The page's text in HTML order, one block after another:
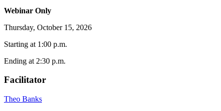
Webinar Only​​​​‌ ‍ ​‍​‍‌‍ ‌ ​‍‌‍‍‌‌‍‌ ‌‍‍‌‌‍ ‍​‍​‍​ ‍‍​‍​‍‌ ​ ‌‍​‌‌‍ ‍‌‍‍‌‌ ‌​‌ ‍‌​‍ ‍‌‍‍‌‌‍ ​‍​‍​‍ ​​‍​‍‌‍‍​‌ ​‍‌‍‌‌‌‍‌‍​‍​‍​ ‍‍​‍​‍‌‍‍​‌ ‌​‌ ‌​‌ ​​​ ‍‍​‍ ​‍ ‌‍ ​‌‍ ‌‍​ ‌‍​‌‌‍ ​‌‍‍​‌‍ ‌ ​ ‌ ‌​​ ‍‍​ ​ ​ ​ ​ ​ ​ ​ ​‍ ‌‍‍‌‌‍ ‍‌ ‌​‌‍‌‌‌‍ ‍‌ ‌​​‍ ‌‍‌‌‌‍‌​‌‍‍‌‌ ‌​​‍ ‌‍ ‌‌‍ ‌‍‌​‌‍‌‌​ ‌‌ ​​‌ ​‍‌‍‌‌‌ ​ ‌‍‌‌‌‍ ‍‌ ‌​‌‍​‌‌ ‌​‌‍‍‌‌‍ ‌‍ ‍​ ‍ ‌‍‍‌‌‍‌​​ ‌​ ‌ ​ ‌‌​ ‌‌‌‍​ ​ ​ ​ ‌ ​ ‍​​ ‌​​‍ ‌‌‍​ ​ ‍​​ ‌​‌‍‌‍​‍ ‌​ ‌​‌‍‌‍​ ​‌‌‍‌​​‍ ‌​ ‍​​ ‌‌‌‍​‌‌‍​ ​‍ ‌‌‍‌​​ ‍​​ ​​‌‍​‌‌‍‌‌​ ‍‌​ ‌‌​ ​​​ ​‌‌‍​ ​ ​​‌‍​ ​ ‍ ‌ ‌​‌ ‍‌‌ ​​‌‍‌‌​ ‌‌‍‌‌‌ ‌‍‌‍‌‌‌‍ ‍‌ ‌​​ ‍ ‌ ​​‌‍​‌‌ ‌​‌‍‍​​ ‌‌ ​ ‌‍‌‌‌‍​ ‌ ‌​‌‍‍‌‌‍ ‌‍ ‍‌ ​ ​‍‌‌​ ‌‌‌​​‍‌‌ ‌‍‍ ‌‍‌‌‌ ‍‌​‍‌‌​ ​ ‌​‌​​‍‌‌​ ​ ‌​‌​​‍‌‌​ ​‍​ ​‍​ ‌ ‌‍​‌‌‍​ ‌‍​‌​ ‌‍​ ​ ​ ​​‌‍​‌​ ​​​ ‌ ​ ‌‍​ ‌​​‍‌‌​ ​‍​ ​‍​‍‌‌​ ‌‌‌​‌​​‍ ‍‌‍​ ‌‍ ‌‍ ‍‌ ‌​‌‍‌‌‌‍ ‍‌ ‌​​‍‌‌​ ‌‌‌​​‍‌‌ ‌‍‍ ‌‍‌‌‌ ‍‌​‍‌‌​ ​ ‌​‌​​‍‌‌​ ​ ‌​‌​​‍‌‌​ ​‍​ ​‍​ ​‍​ ‍‌‌‍​‌‌‍​‍‌‍​ ​ ​​​ ‍​‌‍‌​​ ‌‌‌‍‌​‌‍​‍‌‍​‌​‍‌‌​ ​‍​ ​‍​‍‌‌​ ‌‌‌​‌​​‍ ‍‌‍​ ‌‍‍​‌‍‍‌‌‍ ​‌‍‌​‌ ​‍‌‍‌‌‌‍ ‍​‍‌‌​ ‌‌‌​​‍‌‌ ‌‍‍ ‌‍‌‌‌ ‍‌​‍‌‌​ ​ ‌​‌​​‍‌‌​ ​ ‌​‌​​‍‌‌​ ​‍​ ​‍​ ​​​ ​​​ ‌​​ ​​‌‍‌​​ ‌ ​ ‍​‌‍​ ​ ​ ‌‍​‌‌‍‌‌​ ​​​‍‌‌​ ​‍​ ​‍​‍‌‌​ ‌‌‌​‌​​‍ ‍‌ ‌​‌‍‌‌‌ ‍​‌ ‌​​ ‌‍​‍‌‍​‌‌ ​ ‌‍‌‌‌‌‌‌‌ ​‍‌‍ ​​ ‌‌‍‍​‌ ‌​‌ ‌​‌ ​​​‍‌‌​ ​ ‌​​‌​‍‌‌​ ​‍‌​‌‍​‍‌‌​ ​‍‌​‌‍‌‍ ​‌‍ ‌‍​ ‌‍​‌‌‍ ​‌‍‍​‌‍ ‌ ​ ‌ ‌​​‍‌‌​ ​ ‌​​‌​ ​ ​ ​ ​ ​ ​ ​ ​‍‌‍‌‍‍‌‌‍‌​​ ‌​ ‌ ​ ‌‌​ ‌‌‌‍​ ​ ​ ​ ‌ ​ ‍​​ ‌​​‍ ‌‌‍​ ​ ‍​​ ‌​‌‍‌‍​‍ ‌​ ‌​‌‍‌‍​ ​‌‌‍‌​​‍ ‌​ ‍​​ ‌‌‌‍​‌‌‍​ ​‍ ‌‌‍‌​​ ‍​​ ​​‌‍​‌‌‍‌‌​ ‍‌​ ‌‌​ ​​​ ​‌‌‍​ ​ ​​‌‍​ ​‍‌‍‌ ‌​‌ ‍‌‌ ​​‌‍‌‌​ ‌‌‍‌‌‌ ‌‍‌‍‌‌‌‍ ‍‌ ‌​​‍‌‍‌ ​​‌‍​‌‌ ‌​‌‍‍​​ ‌‌ ​ ‌‍‌‌‌‍​ ‌ ‌​‌‍‍‌‌‍ ‌‍ ‍‌ ​ ​‍‌‌​ ‌‌‌​​‍‌‌ ‌‍‍ ‌‍‌‌‌ ‍‌​‍‌‌​ ​ ‌​‌​​‍‌‌​ ​ ‌​‌​​‍‌‌​ ​‍​ ​‍​ ‌ ‌‍​‌‌‍​ ‌‍​‌​ ‌‍​ ​ ​ ​​‌‍​‌​ ​​​ ‌ ​ ‌‍​ ‌​​‍‌‌​ ​‍​ ​‍​‍‌‌​ ‌‌‌​‌​​‍ ‍‌‍​ ‌‍ ‌‍ ‍‌ ‌​‌‍‌‌‌‍ ‍‌ ‌​​‍‌‌​ ‌‌‌​​‍‌‌ ‌‍‍ ‌‍‌‌‌ ‍‌​‍‌‌​ ​ ‌​‌​​‍‌‌​ ​ ‌​‌​​‍‌‌​ ​‍​ ​‍​ ​‍​ ‍‌‌‍​‌‌‍​‍‌‍​ ​ ​​​ ‍​‌‍‌​​ ‌‌‌‍‌​‌‍​‍‌‍​‌​‍‌‌​ ​‍​ ​‍​‍‌‌​ ‌‌‌​‌​​‍ ‍‌‍​ ‌‍‍​‌‍‍‌‌‍ ​‌‍‌​‌ ​‍‌‍‌‌‌‍ ‍​‍‌‌​ ‌‌‌​​‍‌‌ ‌‍‍ ‌‍‌‌‌ ‍‌​‍‌‌​ ​ ‌​‌​​‍‌‌​ ​ ‌​‌​​‍‌‌​ ​‍​ ​‍​ ​​​ ​​​ ‌​​ ​​‌‍‌​​ ‌ ​ ‍​‌‍​ ​ ​ ‌‍​‌‌‍‌‌​ ​​​‍‌‌​ ​‍​ ​‍​‍‌‌​ ‌‌‌​‌​​‍ ‍‌ ‌​‌‍‌‌‌ ‍​‌ ‌​​‍‌‍‌ ​​‌‍‌‌‌ ​‍‌ ​ ‌ ​​‌‍‌‌‌‍​ ‌ ‌​‌‍‍‌‌ ‌‍‌‍‌‌​ ‌‌ ​​‌ ‌‌‌‍​‍‌‍ ​‌‍‍‌‌ ​ ‌‍‍​‌‍‌‌‌‍‌​​‍​‍‌ ‌
Thursday, October 15, 2026​​​​‌ ‍ ​‍​‍‌‍ ‌ ​‍‌‍‍‌‌‍‌ ‌‍‍‌‌‍ ‍​‍​‍​ ‍‍​‍​‍‌ ​ ‌‍​‌‌‍ ‍‌‍‍‌‌ ‌​‌ ‍‌​‍ ‍‌‍‍‌‌‍ ​‍​‍​‍ ​​‍​‍‌‍‍​‌ ​‍‌‍‌‌‌‍‌‍​‍​‍​ ‍‍​‍​‍‌‍‍​‌ ‌​‌ ‌​‌ ​​​ ‍‍​‍ ​‍ ‌‍ ​‌‍ ‌‍​ ‌‍​‌‌‍ ​‌‍‍​‌‍ ‌ ​ ‌ ‌​​ ‍‍​ ​ ​ ​ ​ ​ ​ ​ ​‍ ‌‍‍‌‌‍ ‍‌ ‌​‌‍‌‌‌‍ ‍‌ ‌​​‍ ‌‍‌‌‌‍‌​‌‍‍‌‌ ‌​​‍ ‌‍ ‌‌‍ ‌‍‌​‌‍‌‌​ ‌‌ ​​‌ ​‍‌‍‌‌‌ ​ ‌‍‌‌‌‍ ‍‌ ‌​‌‍​‌‌ ‌​‌‍‍‌‌‍ ‌‍ ‍​ ‍ ‌‍‍‌‌‍‌​​ ‌​ ‌ ​ ‌‌​ ‌‌‌‍​ ​ ​ ​ ‌ ​ ‍​​ ‌​​‍ ‌‌‍​ ​ ‍​​ ‌​‌‍‌‍​‍ ‌​ ‌​‌‍‌‍​ ​‌‌‍‌​​‍ ‌​ ‍​​ ‌‌‌‍​‌‌‍​ ​‍ ‌‌‍‌​​ ‍​​ ​​‌‍​‌‌‍‌‌​ ‍‌​ ‌‌​ ​​​ ​‌‌‍​ ​ ​​‌‍​ ​ ‍ ‌ ‌​‌ ‍‌‌ ​​‌‍‌‌​ ‌‌‍‌‌‌ ‌‍‌‍‌‌‌‍ ‍‌ ‌​​ ‍ ‌ ​​‌‍​‌‌ ‌​‌‍‍​​ ‌‌ ​ ‌‍‌‌‌‍​ ‌ ‌​‌‍‍‌‌‍ ‌‍ ‍‌ ​ ​‍‌‌​ ‌‌‌​​‍‌‌ ‌‍‍ ‌‍‌‌‌ ‍‌​‍‌‌​ ​ ‌​‌​​‍‌‌​ ​ ‌​‌​​‍‌‌​ ​‍​ ​‍​ ‌ ‌‍​‌‌‍​ ‌‍​‌​ ‌‍​ ​ ​ ​​‌‍​‌​ ​​​ ‌ ​ ‌‍​ ‌​​‍‌‌​ ​‍​ ​‍​‍‌‌​ ‌‌‌​‌​​‍ ‍‌‍​ ‌‍ ‌‍ ‍‌ ‌​‌‍‌‌‌‍ ‍‌ ‌​​‍‌‌​ ‌‌‌​​‍‌‌ ‌‍‍ ‌‍‌‌‌ ‍‌​‍‌‌​ ​ ‌​‌​​‍‌‌​ ​ ‌​‌​​‍‌‌​ ​‍​ ​‍‌‍‌​​ ‌‍‌‍​‍‌‍‌​​ ​‍‌‍​‌‌‍‌‌​ ​ ‌‍​ ​ ‌​​ ​‌​ ‌‍​‍‌‌​ ​‍​ ​‍​‍‌‌​ ‌‌‌​‌​​‍ ‍‌‍​ ‌‍‍​‌‍‍‌‌‍ ​‌‍‌​‌ ​‍‌‍‌‌‌‍ ‍​‍‌‌​ ‌‌‌​​‍‌‌ ‌‍‍ ‌‍‌‌‌ ‍‌​‍‌‌​ ​ ‌​‌​​‍‌‌​ ​ ‌​‌​​‍‌‌​ ​‍​ ​‍​ ‌ ‌‍​‍​ ‌‌​ ‌‌‌‍‌​​ ‌‍‌‍‌‌‌‍‌‍​ ​ ​ ​‌​ ​‌​ ‌‌​‍‌‌​ ​‍​ ​‍​‍‌‌​ ‌‌‌​‌​​‍ ‍‌ ‌​‌‍‌‌‌ ‍​‌ ‌​​ ‌‍​‍‌‍​‌‌ ​ ‌‍‌‌‌‌‌‌‌ ​‍‌‍ ​​ ‌‌‍‍​‌ ‌​‌ ‌​‌ ​​​‍‌‌​ ​ ‌​​‌​‍‌‌​ ​‍‌​‌‍​‍‌‌​ ​‍‌​‌‍‌‍ ​‌‍ ‌‍​ ‌‍​‌‌‍ ​‌‍‍​‌‍ ‌ ​ ‌ ‌​​‍‌‌​ ​ ‌​​‌​ ​ ​ ​ ​ ​ ​ ​ ​‍‌‍‌‍‍‌‌‍‌​​ ‌​ ‌ ​ ‌‌​ ‌‌‌‍​ ​ ​ ​ ‌ ​ ‍​​ ‌​​‍ ‌‌‍​ ​ ‍​​ ‌​‌‍‌‍​‍ ‌​ ‌​‌‍‌‍​ ​‌‌‍‌​​‍ ‌​ ‍​​ ‌‌‌‍​‌‌‍​ ​‍ ‌‌‍‌​​ ‍​​ ​​‌‍​‌‌‍‌‌​ ‍‌​ ‌‌​ ​​​ ​‌‌‍​ ​ ​​‌‍​ ​‍‌‍‌ ‌​‌ ‍‌‌ ​​‌‍‌‌​ ‌‌‍‌‌‌ ‌‍‌‍‌‌‌‍ ‍‌ ‌​​‍‌‍‌ ​​‌‍​‌‌ ‌​‌‍‍​​ ‌‌ ​ ‌‍‌‌‌‍​ ‌ ‌​‌‍‍‌‌‍ ‌‍ ‍‌ ​ ​‍‌‌​ ‌‌‌​​‍‌‌ ‌‍‍ ‌‍‌‌‌ ‍‌​‍‌‌​ ​ ‌​‌​​‍‌‌​ ​ ‌​‌​​‍‌‌​ ​‍​ ​‍​ ‌ ‌‍​‌‌‍​ ‌‍​‌​ ‌‍​ ​ ​ ​​‌‍​‌​ ​​​ ‌ ​ ‌‍​ ‌​​‍‌‌​ ​‍​ ​‍​‍‌‌​ ‌‌‌​‌​​‍ ‍‌‍​ ‌‍ ‌‍ ‍‌ ‌​‌‍‌‌‌‍ ‍‌ ‌​​‍‌‌​ ‌‌‌​​‍‌‌ ‌‍‍ ‌‍‌‌‌ ‍‌​‍‌‌​ ​ ‌​‌​​‍‌‌​ ​ ‌​‌​​‍‌‌​ ​‍​ ​‍‌‍‌​​ ‌‍‌‍​‍‌‍‌​​ ​‍‌‍​‌‌‍‌‌​ ​ ‌‍​ ​ ‌​​ ​‌​ ‌‍​‍‌‌​ ​‍​ ​‍​‍‌‌​ ‌‌‌​‌​​‍ ‍‌‍​ ‌‍‍​‌‍‍‌‌‍ ​‌‍‌​‌ ​‍‌‍‌‌‌‍ ‍​‍‌‌​ ‌‌‌​​‍‌‌ ‌‍‍ ‌‍‌‌‌ ‍‌​‍‌‌​ ​ ‌​‌​​‍‌‌​ ​ ‌​‌​​‍‌‌​ ​‍​ ​‍​ ‌ ‌‍​‍​ ‌‌​ ‌‌‌‍‌​​ ‌‍‌‍‌‌‌‍‌‍​ ​ ​ ​‌​ ​‌​ ‌‌​‍‌‌​ ​‍​ ​‍​‍‌‌​ ‌‌‌​‌​​‍ ‍‌ ‌​‌‍‌‌‌ ‍​‌ ‌​​‍‌‍‌ ​​‌‍‌‌‌ ​‍‌ ​ ‌ ​​‌‍‌‌‌‍​ ‌ ‌​‌‍‍‌‌ ‌‍‌‍‌‌​ ‌‌ ​​‌ ‌‌‌‍​‍‌‍ ​‌‍‍‌‌ ​ ‌‍‍​‌‍‌‌‌‍‌​​‍​‍‌ ‌
Starting at 1:00 p.m.​​​​‌ ‍ ​‍​‍‌‍ ‌ ​‍‌‍‍‌‌‍‌ ‌‍‍‌‌‍ ‍​‍​‍​ ‍‍​‍​‍‌ ​ ‌‍​‌‌‍ ‍‌‍‍‌‌ ‌​‌ ‍‌​‍ ‍‌‍‍‌‌‍ ​‍​‍​‍ ​​‍​‍‌‍‍​‌ ​‍‌‍‌‌‌‍‌‍​‍​‍​ ‍‍​‍​‍‌‍‍​‌ ‌​‌ ‌​‌ ​​​ ‍‍​‍ ​‍ ‌‍ ​‌‍ ‌‍​ ‌‍​‌‌‍ ​‌‍‍​‌‍ ‌ ​ ‌ ‌​​ ‍‍​ ​ ​ ​ ​ ​ ​ ​ ​‍ ‌‍‍‌‌‍ ‍‌ ‌​‌‍‌‌‌‍ ‍‌ ‌​​‍ ‌‍‌‌‌‍‌​‌‍‍‌‌ ‌​​‍ ‌‍ ‌‌‍ ‌‍‌​‌‍‌‌​ ‌‌ ​​‌ ​‍‌‍‌‌‌ ​ ‌‍‌‌‌‍ ‍‌ ‌​‌‍​‌‌ ‌​‌‍‍‌‌‍ ‌‍ ‍​ ‍ ‌‍‍‌‌‍‌​​ ‌​ ‌ ​ ‌‌​ ‌‌‌‍​ ​ ​ ​ ‌ ​ ‍​​ ‌​​‍ ‌‌‍​ ​ ‍​​ ‌​‌‍‌‍​‍ ‌​ ‌​‌‍‌‍​ ​‌‌‍‌​​‍ ‌​ ‍​​ ‌‌‌‍​‌‌‍​ ​‍ ‌‌‍‌​​ ‍​​ ​​‌‍​‌‌‍‌‌​ ‍‌​ ‌‌​ ​​​ ​‌‌‍​ ​ ​​‌‍​ ​ ‍ ‌ ‌​‌ ‍‌‌ ​​‌‍‌‌​ ‌‌‍‌‌‌ ‌‍‌‍‌‌‌‍ ‍‌ ‌​​ ‍ ‌ ​​‌‍​‌‌ ‌​‌‍‍​​ ‌‌ ​ ‌‍‌‌‌‍​ ‌ ‌​‌‍‍‌‌‍ ‌‍ ‍‌ ​ ​‍‌‌​ ‌‌‌​​‍‌‌ ‌‍‍ ‌‍‌‌‌ ‍‌​‍‌‌​ ​ ‌​‌​​‍‌‌​ ​ ‌​‌​​‍‌‌​ ​‍​ ​‍​ ‌ ‌‍​‌‌‍​ ‌‍​‌​ ‌‍​ ​ ​ ​​‌‍​‌​ ​​​ ‌ ​ ‌‍​ ‌​​‍‌‌​ ​‍​ ​‍​‍‌‌​ ‌‌‌​‌​​‍ ‍‌‍​ ‌‍ ‌‍ ‍‌ ‌​‌‍‌‌‌‍ ‍‌ ‌​​‍‌‌​ ‌‌‌​​‍‌‌ ‌‍‍ ‌‍‌‌‌ ‍‌​‍‌‌​ ​ ‌​‌​​‍‌‌​ ​ ‌​‌​​‍‌‌​ ​‍​ ​‍​ ‌ ‌‍‌‍‌‍​‌​ ​‍​ ​‍‌‍‌‍​ ​​​ ‍‌‌‍‌‌​ ​‌​ ‌‌‌‍​ ​‍‌‌​ ​‍​ ​‍​‍‌‌​ ‌‌‌​‌​​‍ ‍‌‍​ ‌‍‍​‌‍‍‌‌‍ ​‌‍‌​‌ ​‍‌‍‌‌‌‍ ‍​‍‌‌​ ‌‌‌​​‍‌‌ ‌‍‍ ‌‍‌‌‌ ‍‌​‍‌‌​ ​ ‌​‌​​‍‌‌​ ​ ‌​‌​​‍‌‌​ ​‍​ ​‍​ ‌ ‌‍​‍​ ‌‌​ ‌‌‌‍‌​​ ‌‍‌‍‌‌‌‍‌‍​ ​ ​ ​‌​ ​‌​ ‌‌​‍‌‌​ ​‍​ ​‍​‍‌‌​ ‌‌‌​‌​​‍ ‍‌ ‌​‌‍‌‌‌ ‍​‌ ‌​​ ‌‍​‍‌‍​‌‌ ​ ‌‍‌‌‌‌‌‌‌ ​‍‌‍ ​​ ‌‌‍‍​‌ ‌​‌ ‌​‌ ​​​‍‌‌​ ​ ‌​​‌​‍‌‌​ ​‍‌​‌‍​‍‌‌​ ​‍‌​‌‍‌‍ ​‌‍ ‌‍​ ‌‍​‌‌‍ ​‌‍‍​‌‍ ‌ ​ ‌ ‌​​‍‌‌​ ​ ‌​​‌​ ​ ​ ​ ​ ​ ​ ​ ​‍‌‍‌‍‍‌‌‍‌​​ ‌​ ‌ ​ ‌‌​ ‌‌‌‍​ ​ ​ ​ ‌ ​ ‍​​ ‌​​‍ ‌‌‍​ ​ ‍​​ ‌​‌‍‌‍​‍ ‌​ ‌​‌‍‌‍​ ​‌‌‍‌​​‍ ‌​ ‍​​ ‌‌‌‍​‌‌‍​ ​‍ ‌‌‍‌​​ ‍​​ ​​‌‍​‌‌‍‌‌​ ‍‌​ ‌‌​ ​​​ ​‌‌‍​ ​ ​​‌‍​ ​‍‌‍‌ ‌​‌ ‍‌‌ ​​‌‍‌‌​ ‌‌‍‌‌‌ ‌‍‌‍‌‌‌‍ ‍‌ ‌​​‍‌‍‌ ​​‌‍​‌‌ ‌​‌‍‍​​ ‌‌ ​ ‌‍‌‌‌‍​ ‌ ‌​‌‍‍‌‌‍ ‌‍ ‍‌ ​ ​‍‌‌​ ‌‌‌​​‍‌‌ ‌‍‍ ‌‍‌‌‌ ‍‌​‍‌‌​ ​ ‌​‌​​‍‌‌​ ​ ‌​‌​​‍‌‌​ ​‍​ ​‍​ ‌ ‌‍​‌‌‍​ ‌‍​‌​ ‌‍​ ​ ​ ​​‌‍​‌​ ​​​ ‌ ​ ‌‍​ ‌​​‍‌‌​ ​‍​ ​‍​‍‌‌​ ‌‌‌​‌​​‍ ‍‌‍​ ‌‍ ‌‍ ‍‌ ‌​‌‍‌‌‌‍ ‍‌ ‌​​‍‌‌​ ‌‌‌​​‍‌‌ ‌‍‍ ‌‍‌‌‌ ‍‌​‍‌‌​ ​ ‌​‌​​‍‌‌​ ​ ‌​‌​​‍‌‌​ ​‍​ ​‍​ ‌ ‌‍‌‍‌‍​‌​ ​‍​ ​‍‌‍‌‍​ ​​​ ‍‌‌‍‌‌​ ​‌​ ‌‌‌‍​ ​‍‌‌​ ​‍​ ​‍​‍‌‌​ ‌‌‌​‌​​‍ ‍‌‍​ ‌‍‍​‌‍‍‌‌‍ ​‌‍‌​‌ ​‍‌‍‌‌‌‍ ‍​‍‌‌​ ‌‌‌​​‍‌‌ ‌‍‍ ‌‍‌‌‌ ‍‌​‍‌‌​ ​ ‌​‌​​‍‌‌​ ​ ‌​‌​​‍‌‌​ ​‍​ ​‍​ ‌ ‌‍​‍​ ‌‌​ ‌‌‌‍‌​​ ‌‍‌‍‌‌‌‍‌‍​ ​ ​ ​‌​ ​‌​ ‌‌​‍‌‌​ ​‍​ ​‍​‍‌‌​ ‌‌‌​‌​​‍ ‍‌ ‌​‌‍‌‌‌ ‍​‌ ‌​​‍‌‍‌ ​​‌‍‌‌‌ ​‍‌ ​ ‌ ​​‌‍‌‌‌‍​ ‌ ‌​‌‍‍‌‌ ‌‍‌‍‌‌​ ‌‌ ​​‌ ‌‌‌‍​‍‌‍ ​‌‍‍‌‌ ​ ‌‍‍​‌‍‌‌‌‍‌​​‍​‍‌ ‌
Ending at 2:30 p.m.​​​​‌ ‍ ​‍​‍‌‍ ‌ ​‍‌‍‍‌‌‍‌ ‌‍‍‌‌‍ ‍​‍​‍​ ‍‍​‍​‍‌ ​ ‌‍​‌‌‍ ‍‌‍‍‌‌ ‌​‌ ‍‌​‍ ‍‌‍‍‌‌‍ ​‍​‍​‍ ​​‍​‍‌‍‍​‌ ​‍‌‍‌‌‌‍‌‍​‍​‍​ ‍‍​‍​‍‌‍‍​‌ ‌​‌ ‌​‌ ​​​ ‍‍​‍ ​‍ ‌‍ ​‌‍ ‌‍​ ‌‍​‌‌‍ ​‌‍‍​‌‍ ‌ ​ ‌ ‌​​ ‍‍​ ​ ​ ​ ​ ​ ​ ​ ​‍ ‌‍‍‌‌‍ ‍‌ ‌​‌‍‌‌‌‍ ‍‌ ‌​​‍ ‌‍‌‌‌‍‌​‌‍‍‌‌ ‌​​‍ ‌‍ ‌‌‍ ‌‍‌​‌‍‌‌​ ‌‌ ​​‌ ​‍‌‍‌‌‌ ​ ‌‍‌‌‌‍ ‍‌ ‌​‌‍​‌‌ ‌​‌‍‍‌‌‍ ‌‍ ‍​ ‍ ‌‍‍‌‌‍‌​​ ‌​ ‌ ​ ‌‌​ ‌‌‌‍​ ​ ​ ​ ‌ ​ ‍​​ ‌​​‍ ‌‌‍​ ​ ‍​​ ‌​‌‍‌‍​‍ ‌​ ‌​‌‍‌‍​ ​‌‌‍‌​​‍ ‌​ ‍​​ ‌‌‌‍​‌‌‍​ ​‍ ‌‌‍‌​​ ‍​​ ​​‌‍​‌‌‍‌‌​ ‍‌​ ‌‌​ ​​​ ​‌‌‍​ ​ ​​‌‍​ ​ ‍ ‌ ‌​‌ ‍‌‌ ​​‌‍‌‌​ ‌‌‍‌‌‌ ‌‍‌‍‌‌‌‍ ‍‌ ‌​​ ‍ ‌ ​​‌‍​‌‌ ‌​‌‍‍​​ ‌‌ ​ ‌‍‌‌‌‍​ ‌ ‌​‌‍‍‌‌‍ ‌‍ ‍‌ ​ ​‍‌‌​ ‌‌‌​​‍‌‌ ‌‍‍ ‌‍‌‌‌ ‍‌​‍‌‌​ ​ ‌​‌​​‍‌‌​ ​ ‌​‌​​‍‌‌​ ​‍​ ​‍​ ‌ ‌‍​‌‌‍​ ‌‍​‌​ ‌‍​ ​ ​ ​​‌‍​‌​ ​​​ ‌ ​ ‌‍​ ‌​​‍‌‌​ ​‍​ ​‍​‍‌‌​ ‌‌‌​‌​​‍ ‍‌‍​ ‌‍ ‌‍ ‍‌ ‌​‌‍‌‌‌‍ ‍‌ ‌​​‍‌‌​ ‌‌‌​​‍‌‌ ‌‍‍ ‌‍‌‌‌ ‍‌​‍‌‌​ ​ ‌​‌​​‍‌‌​ ​ ‌​‌​​‍‌‌​ ​‍​ ​‍​ ‌ ​ ‍​​ ‌​​ ​‌​ ​​​ ​‍‌‍‌​‌‍​‌​ ‍​​ ‌‍‌‍‌‌​ ​‍​‍‌‌​ ​‍​ ​‍​‍‌‌​ ‌‌‌​‌​​‍ ‍‌‍​ ‌‍‍​‌‍‍‌‌‍ ​‌‍‌​‌ ​‍‌‍‌‌‌‍ ‍​‍‌‌​ ‌‌‌​​‍‌‌ ‌‍‍ ‌‍‌‌‌ ‍‌​‍‌‌​ ​ ‌​‌​​‍‌‌​ ​ ‌​‌​​‍‌‌​ ​‍​ ​‍‌‍​ ​ ‌​​ ‍​‌‍‌‌​ ‌‍​ ​​​ ‍‌​ ‍​​ ‌​​ ‌‍​ ‌‌​ ‌‍​‍‌‌​ ​‍​ ​‍​‍‌‌​ ‌‌‌​‌​​‍ ‍‌ ‌​‌‍‌‌‌ ‍​‌ ‌​​ ‌‍​‍‌‍​‌‌ ​ ‌‍‌‌‌‌‌‌‌ ​‍‌‍ ​​ ‌‌‍‍​‌ ‌​‌ ‌​‌ ​​​‍‌‌​ ​ ‌​​‌​‍‌‌​ ​‍‌​‌‍​‍‌‌​ ​‍‌​‌‍‌‍ ​‌‍ ‌‍​ ‌‍​‌‌‍ ​‌‍‍​‌‍ ‌ ​ ‌ ‌​​‍‌‌​ ​ ‌​​‌​ ​ ​ ​ ​ ​ ​ ​ ​‍‌‍‌‍‍‌‌‍‌​​ ‌​ ‌ ​ ‌‌​ ‌‌‌‍​ ​ ​ ​ ‌ ​ ‍​​ ‌​​‍ ‌‌‍​ ​ ‍​​ ‌​‌‍‌‍​‍ ‌​ ‌​‌‍‌‍​ ​‌‌‍‌​​‍ ‌​ ‍​​ ‌‌‌‍​‌‌‍​ ​‍ ‌‌‍‌​​ ‍​​ ​​‌‍​‌‌‍‌‌​ ‍‌​ ‌‌​ ​​​ ​‌‌‍​ ​ ​​‌‍​ ​‍‌‍‌ ‌​‌ ‍‌‌ ​​‌‍‌‌​ ‌‌‍‌‌‌ ‌‍‌‍‌‌‌‍ ‍‌ ‌​​‍‌‍‌ ​​‌‍​‌‌ ‌​‌‍‍​​ ‌‌ ​ ‌‍‌‌‌‍​ ‌ ‌​‌‍‍‌‌‍ ‌‍ ‍‌ ​ ​‍‌‌​ ‌‌‌​​‍‌‌ ‌‍‍ ‌‍‌‌‌ ‍‌​‍‌‌​ ​ ‌​‌​​‍‌‌​ ​ ‌​‌​​‍‌‌​ ​‍​ ​‍​ ‌ ‌‍​‌‌‍​ ‌‍​‌​ ‌‍​ ​ ​ ​​‌‍​‌​ ​​​ ‌ ​ ‌‍​ ‌​​‍‌‌​ ​‍​ ​‍​‍‌‌​ ‌‌‌​‌​​‍ ‍‌‍​ ‌‍ ‌‍ ‍‌ ‌​‌‍‌‌‌‍ ‍‌ ‌​​‍‌‌​ ‌‌‌​​‍‌‌ ‌‍‍ ‌‍‌‌‌ ‍‌​‍‌‌​ ​ ‌​‌​​‍‌‌​ ​ ‌​‌​​‍‌‌​ ​‍​ ​‍​ ‌ ​ ‍​​ ‌​​ ​‌​ ​​​ ​‍‌‍‌​‌‍​‌​ ‍​​ ‌‍‌‍‌‌​ ​‍​‍‌‌​ ​‍​ ​‍​‍‌‌​ ‌‌‌​‌​​‍ ‍‌‍​ ‌‍‍​‌‍‍‌‌‍ ​‌‍‌​‌ ​‍‌‍‌‌‌‍ ‍​‍‌‌​ ‌‌‌​​‍‌‌ ‌‍‍ ‌‍‌‌‌ ‍‌​‍‌‌​ ​ ‌​‌​​‍‌‌​ ​ ‌​‌​​‍‌‌​ ​‍​ ​‍‌‍​ ​ ‌​​ ‍​‌‍‌‌​ ‌‍​ ​​​ ‍‌​ ‍​​ ‌​​ ‌‍​ ‌‌​ ‌‍​‍‌‌​ ​‍​ ​‍​‍‌‌​ ‌‌‌​‌​​‍ ‍‌ ‌​‌‍‌‌‌ ‍​‌ ‌​​‍‌‍‌ ​​‌‍‌‌‌ ​‍‌ ​ ‌ ​​‌‍‌‌‌‍​ ‌ ‌​‌‍‍‌‌ ‌‍‌‍‌‌​ ‌‌ ​​‌ ‌‌‌‍​‍‌‍ ​‌‍‍‌‌ ​ ‌‍‍​‌‍‌‌‌‍‌​​‍​‍‌ ‌
Facilitator​​​​‌ ‍ ​‍​‍‌‍ ‌ ​‍‌‍‍‌‌‍‌ ‌‍‍‌‌‍ ‍​‍​‍​ ‍‍​‍​‍‌ ​ ‌‍​‌‌‍ ‍‌‍‍‌‌ ‌​‌ ‍‌​‍ ‍‌‍‍‌‌‍ ​‍​‍​‍ ​​‍​‍‌‍‍​‌ ​‍‌‍‌‌‌‍‌‍​‍​‍​ ‍‍​‍​‍‌‍‍​‌ ‌​‌ ‌​‌ ​​​ ‍‍​‍ ​‍ ‌‍ ​‌‍ ‌‍​ ‌‍​‌‌‍ ​‌‍‍​‌‍ ‌ ​ ‌ ‌​​ ‍‍​ ​ ​ ​ ​ ​ ​ ​ ​‍ ‌‍‍‌‌‍ ‍‌ ‌​‌‍‌‌‌‍ ‍‌ ‌​​‍ ‌‍‌‌‌‍‌​‌‍‍‌‌ ‌​​‍ ‌‍ ‌‌‍ ‌‍‌​‌‍‌‌​ ‌‌ ​​‌ ​‍‌‍‌‌‌ ​ ‌‍‌‌‌‍ ‍‌ ‌​‌‍​‌‌ ‌​‌‍‍‌‌‍ ‌‍ ‍​ ‍ ‌‍‍‌‌‍‌​​ ‌​ ‌ ​ ‌‌​ ‌‌‌‍​ ​ ​ ​ ‌ ​ ‍​​ ‌​​‍ ‌‌‍​ ​ ‍​​ ‌​‌‍‌‍​‍ ‌​ ‌​‌‍‌‍​ ​‌‌‍‌​​‍ ‌​ ‍​​ ‌‌‌‍​‌‌‍​ ​‍ ‌‌‍‌​​ ‍​​ ​​‌‍​‌‌‍‌‌​ ‍‌​ ‌‌​ ​​​ ​‌‌‍​ ​ ​​‌‍​ ​ ‍ ‌ ‌​‌ ‍‌‌ ​​‌‍‌‌​ ‌‌‍‌‌‌ ‌‍‌‍‌‌‌‍ ‍‌ ‌​​ ‍ ‌ ​​‌‍​‌‌ ‌​‌‍‍​​ ‌‌ ​ ‌‍‍‌‌‍‌​‌‍‌‌‌‍​‍‌‍​‌‌ ​‍​‍‌‌​ ‌‌‌​​‍‌‌ ‌‍‍ ‌‍‌‌‌ ‍‌​‍‌‌​ ​ ‌​‌​​‍‌‌​ ​ ‌​‌​​‍‌‌​ ​‍​ ​‍‌‍​‌​ ​‌​ ‌‍‌‍‌​‌‍‌‌​ ‍‌​ ‍​​ ‌​​ ‌‌​ ​‌‌‍​‍‌‍‌‍​‍‌‌​ ​‍​ ​‍​‍‌‌​ ‌‌‌​‌​​‍ ‍‌‍‍​‌‍‌‌‌‍​‌‌‍‌​‌‍‍‌‌‍ ‍‌‍‌ ​ ‌‍​‍‌‍​‌‌ ​ ‌‍‌‌‌‌‌‌‌ ​‍‌‍ ​​ ‌‌‍‍​‌ ‌​‌ ‌​‌ ​​​‍‌‌​ ​ ‌​​‌​‍‌‌​ ​‍‌​‌‍​‍‌‌​ ​‍‌​‌‍‌‍ ​‌‍ ‌‍​ ‌‍​‌‌‍ ​‌‍‍​‌‍ ‌ ​ ‌ ‌​​‍‌‌​ ​ ‌​​‌​ ​ ​ ​ ​ ​ ​ ​ ​‍‌‍‌‍‍‌‌‍‌​​ ‌​ ‌ ​ ‌‌​ ‌‌‌‍​ ​ ​ ​ ‌ ​ ‍​​ ‌​​‍ ‌‌‍​ ​ ‍​​ ‌​‌‍‌‍​‍ ‌​ ‌​‌‍‌‍​ ​‌‌‍‌​​‍ ‌​ ‍​​ ‌‌‌‍​‌‌‍​ ​‍ ‌‌‍‌​​ ‍​​ ​​‌‍​‌‌‍‌‌​ ‍‌​ ‌‌​ ​​​ ​‌‌‍​ ​ ​​‌‍​ ​‍‌‍‌ ‌​‌ ‍‌‌ ​​‌‍‌‌​ ‌‌‍‌‌‌ ‌‍‌‍‌‌‌‍ ‍‌ ‌​​‍‌‍‌ ​​‌‍​‌‌ ‌​‌‍‍​​ ‌‌ ​ ‌‍‍‌‌‍‌​‌‍‌‌‌‍​‍‌‍​‌‌ ​‍​‍‌‌​ ‌‌‌​​‍‌‌ ‌‍‍ ‌‍‌‌‌ ‍‌​‍‌‌​ ​ ‌​‌​​‍‌‌​ ​ ‌​‌​​‍‌‌​ ​‍​ ​‍‌‍​‌​ ​‌​ ‌‍‌‍‌​‌‍‌‌​ ‍‌​ ‍​​ ‌​​ ‌‌​ ​‌‌‍​‍‌‍‌‍​‍‌‌​ ​‍​ ​‍​‍‌‌​ ‌‌‌​‌​​‍ ‍‌‍‍​‌‍‌‌‌‍​‌‌‍‌​‌‍‍‌‌‍ ‍‌‍‌ ​‍‌‍‌ ​​‌‍‌‌‌ ​‍‌ ​ ‌ ​​‌‍‌‌‌‍​ ‌ ‌​‌‍‍‌‌ ‌‍‌‍‌‌​ ‌‌ ​​‌ ‌‌‌‍​‍‌‍ ​‌‍‍‌‌ ​ ‌‍‍​‌‍‌‌‌‍‌​​‍​‍‌ ‌
Theo Banks